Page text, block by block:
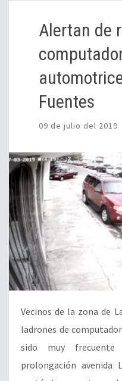
Alertan de
Fuentes
09 de julio del 2019
Vecinos de la zona de
ladrones de
sido muy
prolongación avenida